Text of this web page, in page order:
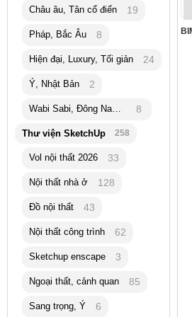
Châu âu, Tân cổ điển 19
Pháp, Bắc Âu 8
Hiện đại, Luxury, Tối giản 24
Ý, Nhật Bản 2
Wabi Sabi, Đông Nam Á 8
Thư viện SketchUp 258
Vol nội thất 2026 33
Nội thất nhà ở 128
Đồ nội thất 43
Nội thất công trình 62
Sketchup enscape 3
Ngoại thất, cảnh quan 85
Sang trọng, Ý 6